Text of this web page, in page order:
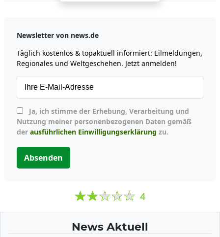
Newsletter von news.de
Täglich kostenlos & topaktuell informiert: Eilmeldungen,
Regionales und Weltgeschehen. Jetzt anmelden!
Nutzung meiner personenbezogenen Daten gemäß
der ausführlichen Einwilligungserklärung zu.
Absenden
4
News Aktuell